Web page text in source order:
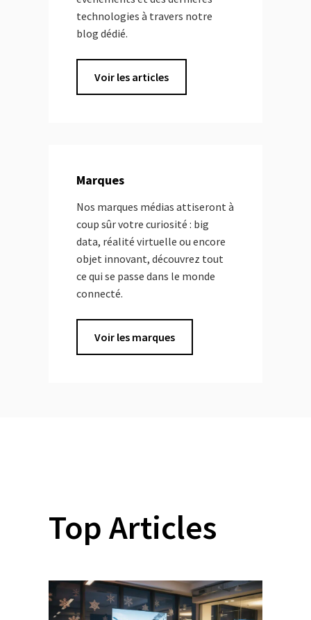
technologies à travers notre
blog dédié.
Voir les articles
Marques
Nos marques médias attiseront à
coup sûr votre curiosité : big
data, réalité virtuelle ou encore
objet innovant, découvrez tout
ce qui se passe dans le monde
connecté.
Voir les marques
Top Articles